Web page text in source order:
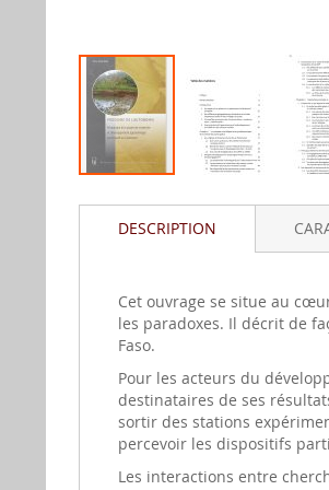
au
début
gallerie
d'image
DESCRIPTION
Cet ouvrage se situe au
les paradoxes. Il décrit de
Faso.
Pour les acteurs du
destinataires de ses
sortir des stations
percevoir les dispositifs
Les interactions entre